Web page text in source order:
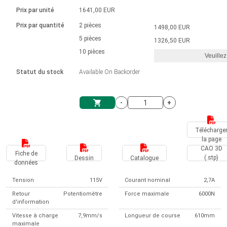
Système d'unité
Solénoïdes
Ø 28-42| 1-1400 rpm | <= 290Ncm
Contrôleur de moteur CC sans
Pilotes de moteurs à courant
continu à balais série DPWM
Pilotes de moteur pas à pas
Synchrone-Asynchrone | pour 1-4 actionneurs
Boîtes de contrôle
Synchrone-Asynchrone | pour 1-4 actionneurs
Français (EUR)
Norsk (NOK)
Suomi (EUR)
Svenska (SEK)
Prix par unité
Prix par quantité
Statut du stock
1641,00 EUR
2 pièces
5 pièces
10 pièces
Available On Backorder
1498,00 EUR
1326,50 EUR
- +
Télécharger
la page
Fiche de
données
Dessin Catalogue
CAO 3D
(.stp)
Tension 115V Courant nominal 2,7A
Retour
d'information
Potentiomètre Force maximale 6000N
Vitesse à charge
maximale
7,9mm/s Longueur de course 610mm